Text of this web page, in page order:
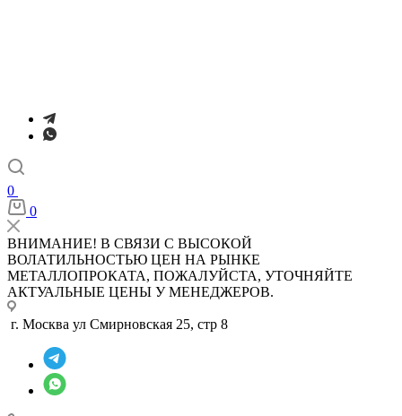
0
0
ВНИМАНИЕ! В СВЯЗИ С ВЫСОКОЙ
ВОЛАТИЛЬНОСТЬЮ ЦЕН НА РЫНКЕ
МЕТАЛЛОПРОКАТА, ПОЖАЛУЙСТА, УТОЧНЯЙТЕ
АКТУАЛЬНЫЕ ЦЕНЫ У МЕНЕДЖЕРОВ.
г. Москва ул Смирновская 25, стр 8